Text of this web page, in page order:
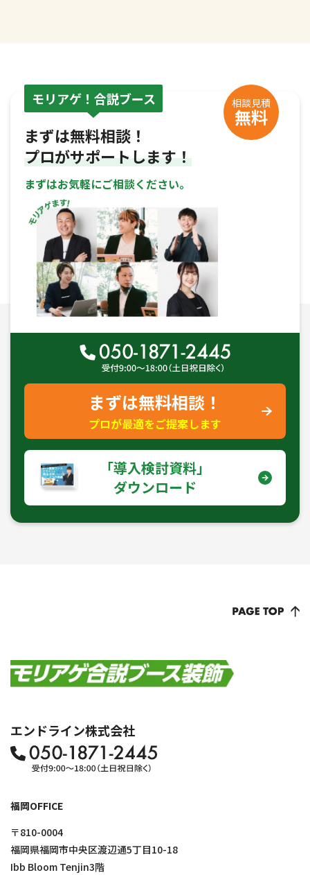
モリアゲ！合説ブース 相談見積
無料
まずは無料相談！
プロがサポートします！
まずはお気軽にご相談ください。
まずは無料相談！
プロが最適をご提案します
｢導入検討資料｣
ダウンロード
エンドライン株式会社
福岡OFFICE
〒810-0004
福岡県福岡市中央区渡辺通5丁目10-18
Ibb Bloom Tenjin3階